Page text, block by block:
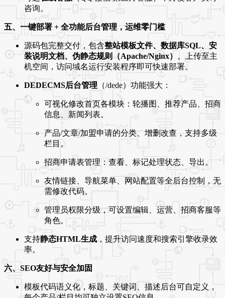
咨询。
五、一键部署 + 全功能后台管理，运维零门槛
源码包完整交付，包含整站模板文件、数据库SQL、安
装说明文档、伪静态规则（Apache/Nginx） 。上传至主
机空间，访问域名运行安装程序即可快速部署。
DEDECMS后台管理 （/dede）功能强大：
可视化修改首页各模块：轮播图、推荐产品、招商
信息、新闻列表。
产品/文章/加盟申请的分类、增删改查，支持多级
栏目。
招商申请表管理：查看、标记处理状态、导出。
友情链接、导航菜单、网站配置等全后台控制，无
需修改代码。
管理员权限分级，可设置编辑、运营、招商客服等
角色。
支持静态HTML生成，提升访问速度和搜索引擎收录效
率。
六、SEO友好与安全加固
模板代码语义化，标题、关键词、描述后台可自定义，